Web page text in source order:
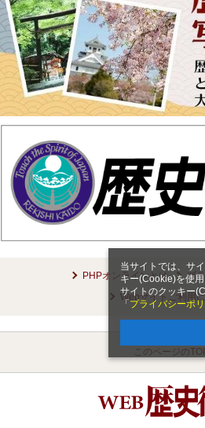
当サイトでは、サ
キー(Cookie)を使
サイトのクッキー
「 プライバシーポ
PHPオンラインとは
プ
Webサイトご利用
このページの